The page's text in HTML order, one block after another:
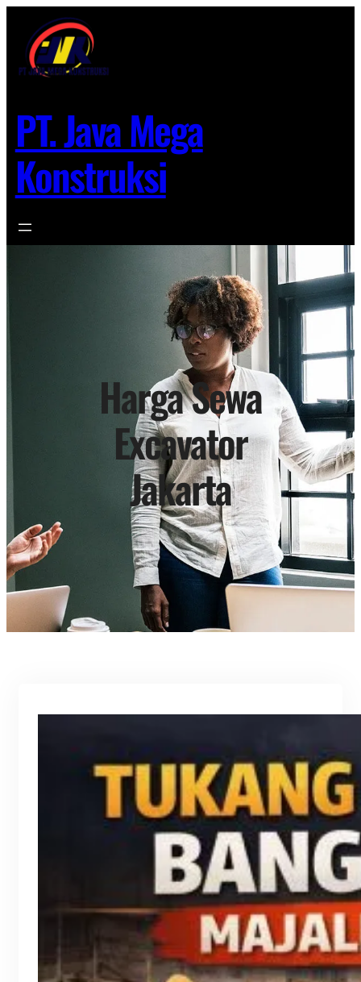
konten
PT. Java Mega
Konstruksi
Harga Sewa
Excavator
Jakarta